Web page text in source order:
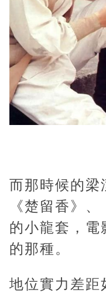
而那時候的梁
《楚留香》
的小龍套，電
的那種。
地位實力差距